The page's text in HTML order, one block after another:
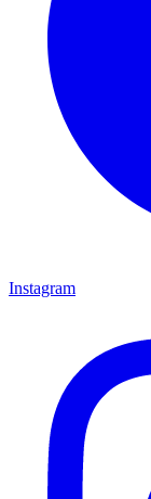
Instagram